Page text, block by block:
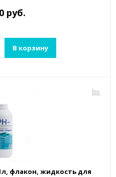
руб.
В корзину
1л, флакон, жидкость для